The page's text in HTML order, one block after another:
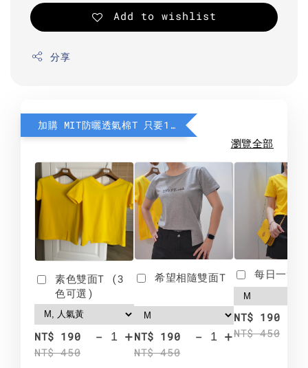
Add to wishlist
分享
加購 MIT防曬透氣棉T 只要190元
瀏覽全部
素色雙面T (3
色可選)
NT$ 190
NT$ 450
- +
希望相隨雙面T
NT$ 190
NT$ 450
- +
每日一笑
NT$ 190
NT$ 450